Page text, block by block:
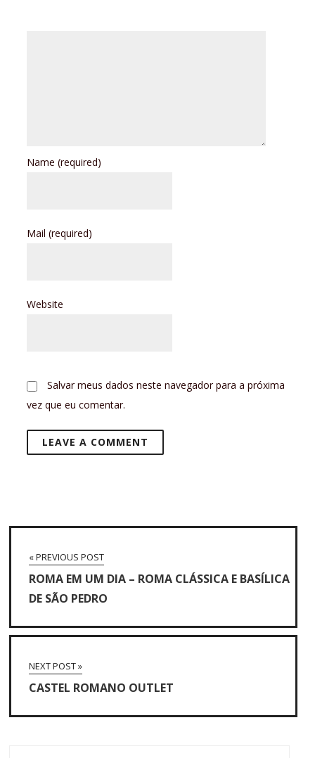
Name(required)
Mail(required)
Website
Salvar meus dados neste navegador para a próxima
vez que eu comentar.
« PREVIOUS POST
ROMA EM UM DIA – ROMA CLÁSSICA E BASÍLICA
DE SÃO PEDRO
NEXT POST »
CASTEL ROMANO OUTLET